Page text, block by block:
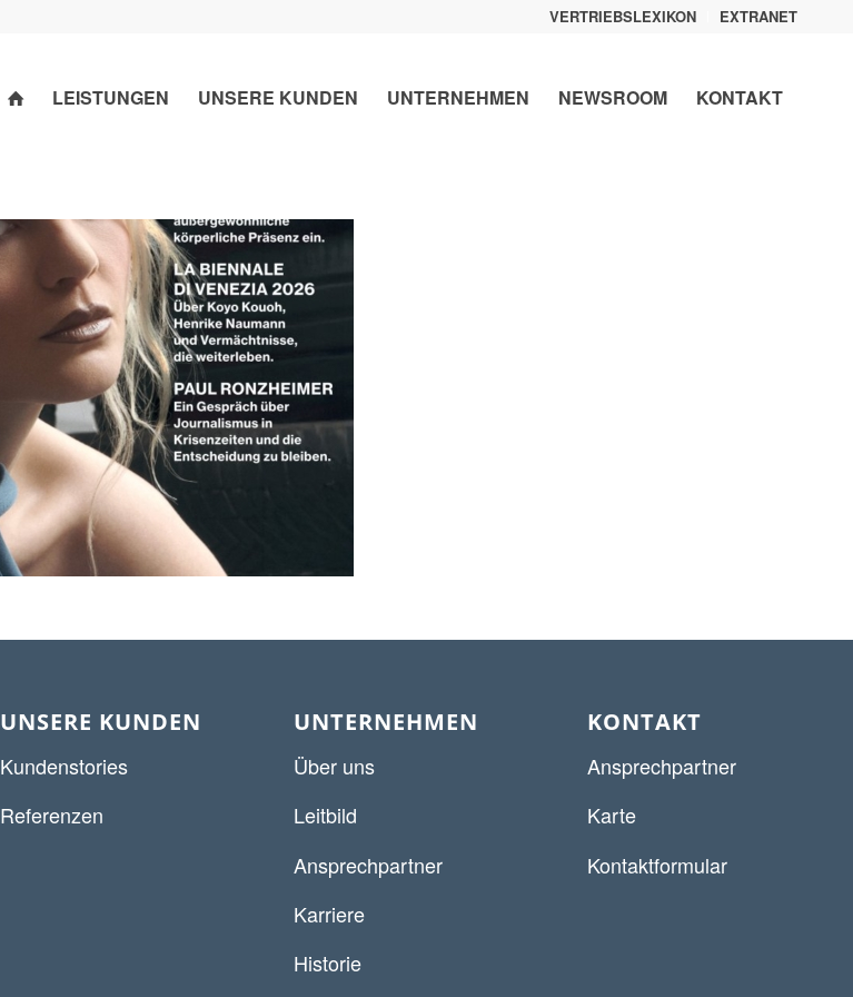
VERTRIEBSLEXIKON EXTRANET
LEISTUNGEN UNSERE KUNDEN UNTERNEHMEN NEWSROOM KONTAKT
UNSERE KUNDEN
Kundenstories
Referenzen
UNTERNEHMEN
Über uns
Leitbild
Ansprechpartner
Karriere
Historie
KONTAKT
Ansprechpartner
Karte
Kontaktformular